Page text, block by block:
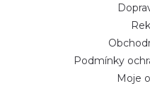
Podmínky
Moje